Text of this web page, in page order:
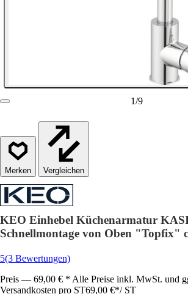
1/9
Vergleichen
KEO Einhebel Küchenarmatur
Schnellmontage von Oben "Topfix"
5(3 Bewertungen)
Preis — 69,00 € * Alle Preise inkl. MwSt. und
Versandkosten pro ST69,00 €*/ ST